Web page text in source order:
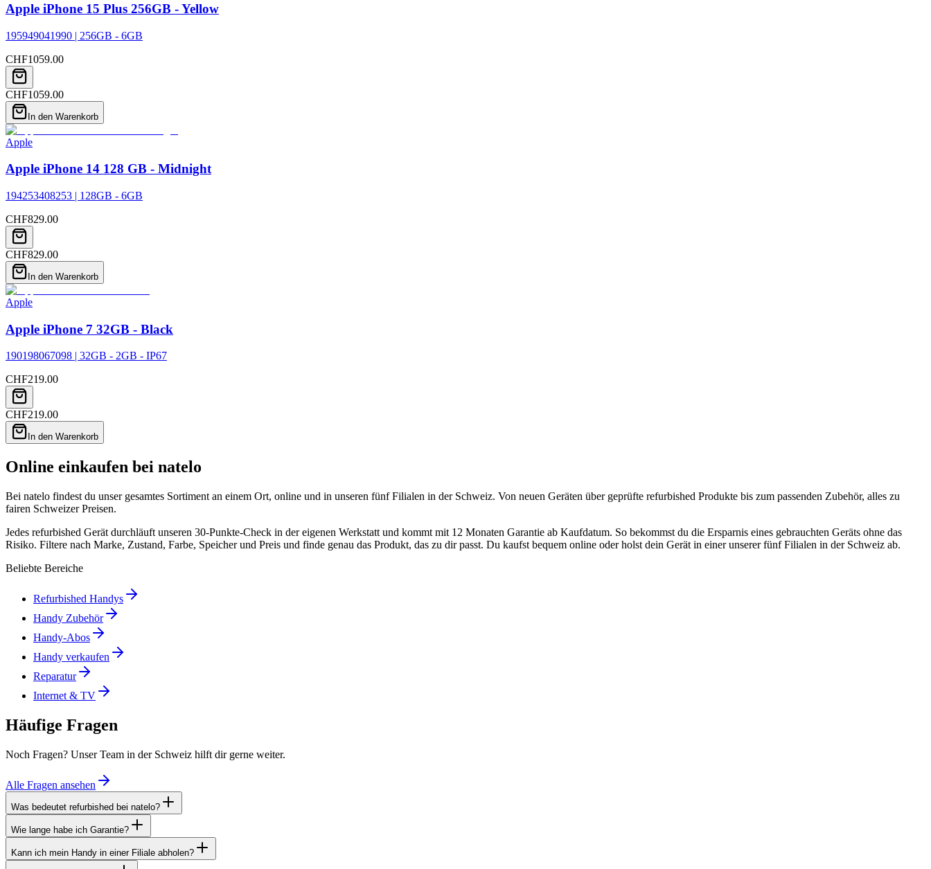
Apple iPhone 15 Plus 256GB - Yellow
195949041990 | 256GB - 6GB
CHF1059.00
CHF1059.00
In den Warenkorb
Apple
Apple iPhone 14 128 GB - Midnight
194253408253 | 128GB - 6GB
CHF829.00
CHF829.00
In den Warenkorb
Apple
Apple iPhone 7 32GB - Black
190198067098 | 32GB - 2GB - IP67
CHF219.00
CHF219.00
In den Warenkorb
Online einkaufen bei natelo
Bei natelo findest du unser gesamtes Sortiment an einem Ort, online und in unseren fünf Filialen in der Schweiz. Von neuen Geräten über geprüfte refurbished Produkte bis zum passenden Zubehör, alles zu
fairen Schweizer Preisen.
Jedes refurbished Gerät durchläuft unseren 30-Punkte-Check in der eigenen Werkstatt und kommt mit 12 Monaten Garantie ab Kaufdatum. So bekommst du die Ersparnis eines gebrauchten Geräts ohne das
Risiko. Filtere nach Marke, Zustand, Farbe, Speicher und Preis und finde genau das Produkt, das zu dir passt. Du kaufst bequem online oder holst dein Gerät in einer unserer fünf Filialen in der Schweiz ab.
Beliebte Bereiche
Refurbished Handys
Handy Zubehör
Handy-Abos
Handy verkaufen
Reparatur
Internet & TV
Häufige Fragen
Noch Fragen? Unser Team in der Schweiz hilft dir gerne weiter.
Alle Fragen ansehen
Was bedeutet refurbished bei natelo?
Wie lange habe ich Garantie?
Kann ich mein Handy in einer Filiale abholen?